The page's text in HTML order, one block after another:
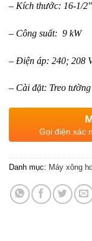
– Kích thước: 16-1/
– Công suất: 9 kW
– Điện áp: 240; 208
– Cài đặt: Treo tường
Gọi điện xác
Danh mục: Máy xông